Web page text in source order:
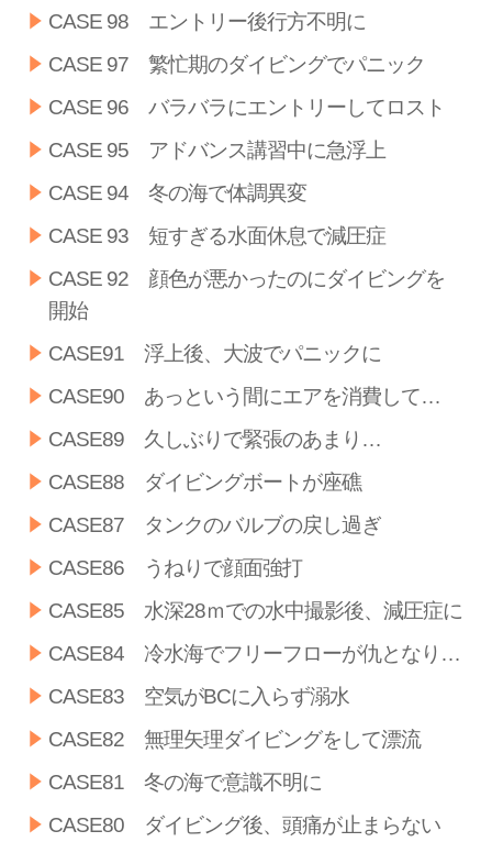
CASE 98 エントリー後行方不明に
CASE 97 繁忙期のダイビングでパニック
CASE 96 バラバラにエントリーしてロスト
CASE 95 アドバンス講習中に急浮上
CASE 94 冬の海で体調異変
CASE 93 短すぎる水面休息で減圧症
CASE 92 顔色が悪かったのにダイビングを
開始
CASE91 浮上後、大波でパニックに
CASE90 あっという間にエアを消費して…
CASE89 久しぶりで緊張のあまり…
CASE88 ダイビングボートが座礁
CASE87 タンクのバルブの戻し過ぎ
CASE86 うねりで顔面強打
CASE85 水深28ｍでの水中撮影後、減圧症に
CASE84 冷水海でフリーフローが仇となり…
CASE83 空気がBCに入らず溺水
CASE82 無理矢理ダイビングをして漂流
CASE81 冬の海で意識不明に
CASE80 ダイビング後、頭痛が止まらない